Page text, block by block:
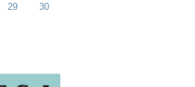
29
30